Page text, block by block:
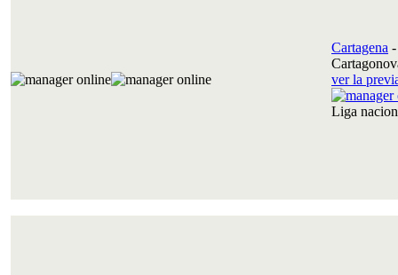
Cartagena
ver la
Liga